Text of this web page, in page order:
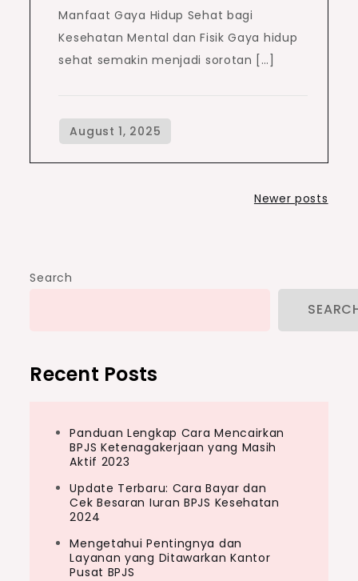
Manfaat Gaya Hidup Sehat bagi
Kesehatan Mental dan Fisik Gaya hidup
sehat semakin menjadi sorotan […]
Newer posts
Search
Recent Posts
Panduan Lengkap Cara Mencairkan
BPJS Ketenagakerjaan yang Masih
Aktif 2023
Update Terbaru: Cara Bayar dan
Cek Besaran Iuran BPJS Kesehatan
2024
Mengetahui Pentingnya dan
Layanan yang Ditawarkan Kantor
Pusat BPJS